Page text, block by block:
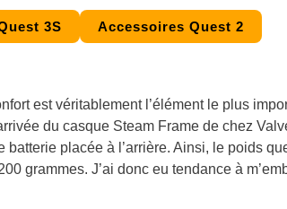
3S Accessoires Quest 2
est véritablement l’élément le plus
du casque Steam Frame de chez
placée à l’arrière. Ainsi, le poids
grammes. J’ai donc eu tendance à